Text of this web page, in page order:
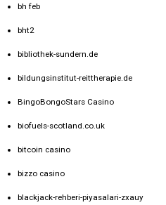
bh feb
bht2
bibliothek-sundern.de
bildungsinstitut-reittherapie.de
BingoBongoStars Casino
biofuels-scotland.co.uk
bitcoin casino
bizzo casino
blackjack-rehberi-piyasalari-zxauy